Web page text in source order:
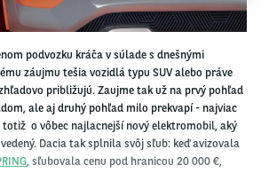
podvozku kráča v súlade s dnešnými
záujmu tešia vozidlá typu SUV alebo práve
približujú. Zaujme tak už na prvý pohľad
ale aj druhý pohľad milo prekvapí - najviac
totiž o vôbec najlacnejší nový elektromobil, aký
Dacia tak splnila svôj sľub: keď avizovala
, sľubovala cenu pod hranicou 20 000 €,